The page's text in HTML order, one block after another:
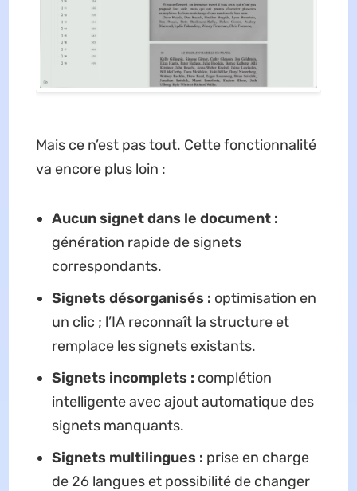
Mais ce n’est pas tout. Cette fonctionnalité
va encore plus loin :
Aucun signet dans le document :
génération rapide de signets
correspondants.
Signets désorganisés : optimisation en
un clic ; l’IA reconnaît la structure et
remplace les signets existants.
Signets incomplets : complétion
intelligente avec ajout automatique des
signets manquants.
Signets multilingues : prise en charge
de 26 langues et possibilité de changer